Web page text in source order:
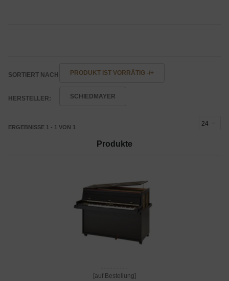
SORTIERT NACH PRODUKT IST VORRÄTIG -/+
HERSTELLER: SCHIEDMAYER
ERGEBNISSE 1 - 1 VON 1
Produkte
[auf Bestellung]